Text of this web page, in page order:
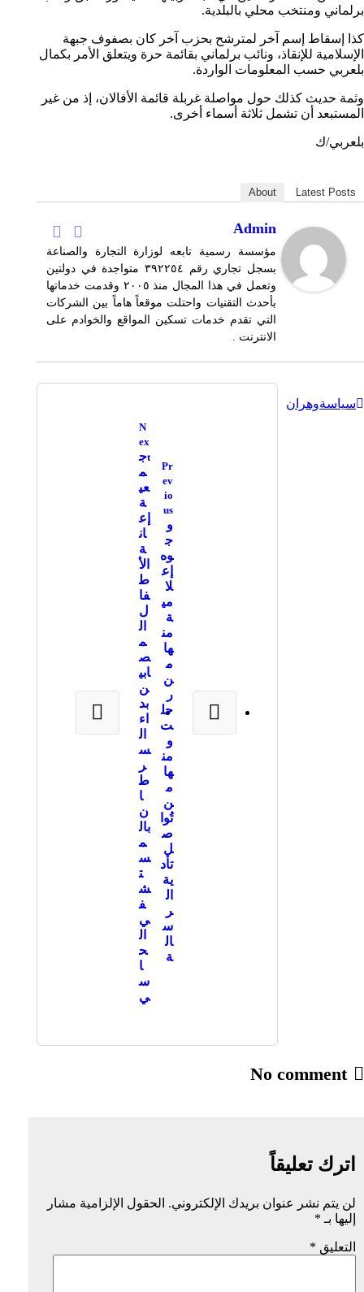
برلماني ومنتخب محلي بالبلدية.
كذا إسقاط إسم آخر لمترشح بحزب آخر كان بصفوف جبهة
الإسلامية للإنقاذ، ونائب برلماني بقائمة حرة ويتعلق الأمر بكمال
بلعربي حسب المعلومات الواردة.
وثمة حديث كذلك حول مواصلة غربلة قائمة الأفالان، إذ من غير
المستبعد أن تشمل ثلاثة أسماء أخرى.
بلعربي/ك
About Latest Posts
Admin
مؤسسة رسمية تابعه لوزارة التجارة والصناعة
بسجل تجاري رقم ٣٩٢٢٥٤ متواجدة في دولتين
وتعمل في هذا المجال منذ ٢٠٠٥ وقدمت خدماتها
بأحدث التقنيات واحتلت موقعاً هاماً بين الشركات
التي تقدم خدمات تسكين المواقع والخوادم على
الانترنت .
سياسةوهران
Pr
ev
io
us
و
ج
وه
إع
لا
مي
ة
من
ها
م
ن
ر
حل
ت
و
من
ها
م
ن
تُوا
ص
ل
تأد
ية
ال
ر
س
ال
ة
N
ex
tج
م
عي
ة
إع
ان
ة
الأ
ط
فا
ل
ال
م
ص
ابي
ن
بد
اء
ال
س
ر
ط
ا
ن
بال
م
س
ت
ش
ف
ي
ال
ح
ا
س
ي
No comment
اترك تعليقاً
لن يتم نشر عنوان بريدك الإلكتروني. الحقول الإلزامية مشار
إليها بـ *
التعليق *